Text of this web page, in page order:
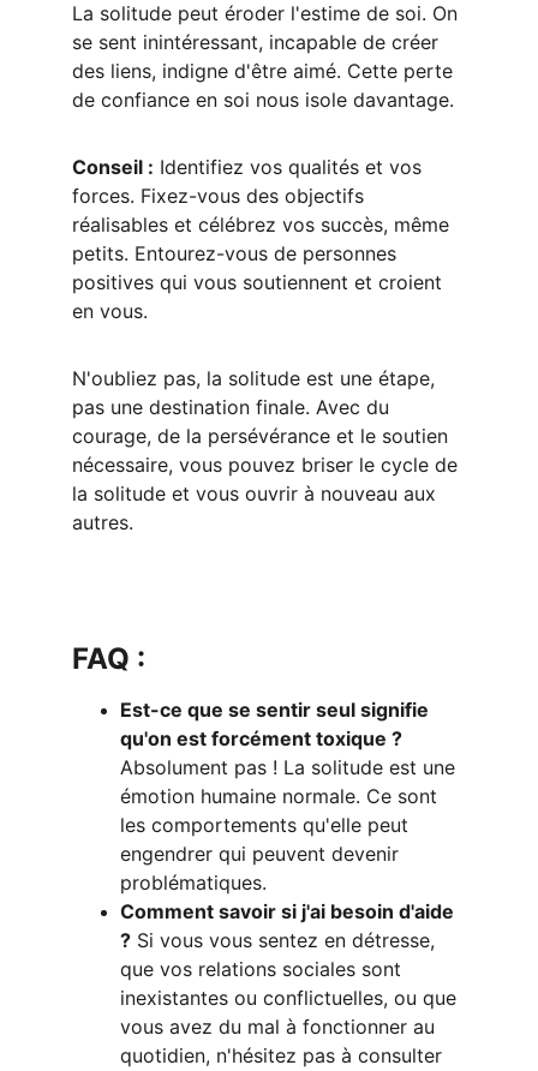
La solitude peut éroder l'estime de soi. On
se sent inintéressant, incapable de créer
des liens, indigne d'être aimé. Cette perte
de confiance en soi nous isole davantage.
Conseil : Identifiez vos qualités et vos
forces. Fixez-vous des objectifs
réalisables et célébrez vos succès, même
petits. Entourez-vous de personnes
positives qui vous soutiennent et croient
en vous.
N'oubliez pas, la solitude est une étape,
pas une destination finale. Avec du
courage, de la persévérance et le soutien
nécessaire, vous pouvez briser le cycle de
la solitude et vous ouvrir à nouveau aux
autres.
FAQ :
Est-ce que se sentir seul signifie
qu'on est forcément toxique ?
Absolument pas ! La solitude est une
émotion humaine normale. Ce sont
les comportements qu'elle peut
engendrer qui peuvent devenir
problématiques.
Comment savoir si j'ai besoin d'aide
? Si vous vous sentez en détresse,
que vos relations sociales sont
inexistantes ou conflictuelles, ou que
vous avez du mal à fonctionner au
quotidien, n'hésitez pas à consulter